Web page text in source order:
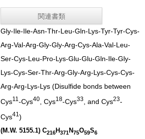
関連書類
Gly-Ile-Ile-Asn-Thr-Leu-Gln-Lys-Tyr-Tyr-Cys-
Arg-Val-Arg-Gly-Gly-Arg-Cys-Ala-Val-Leu-
Ser-Cys-Leu-Pro-Lys-Glu-Glu-Gln-Ile-Gly-
Lys-Cys-Ser-Thr-Arg-Gly-Arg-Lys-Cys-Cys-
Arg-Arg-Lys-Lys (Disulfide bonds between
Cys11-Cys40 , Cys18-Cys33 , and Cys23-
Cys41 )
(M.W. 5155.1) C216H371N75O59S6